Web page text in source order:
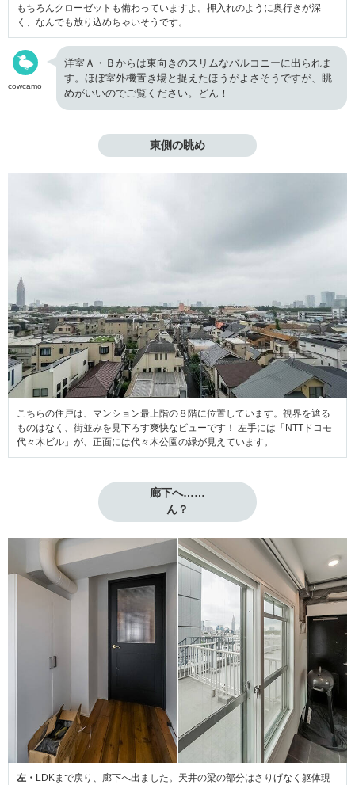
もちろんクローゼットも備わっていますよ。押入れのように奥行きが深
く、なんでも放り込めちゃいそうです。
cowcamo
洋室Ａ・Ｂからは東向きのスリムなバルコニーに出られま
す。ほぼ室外機置き場と捉えたほうがよさそうですが、眺
めがいいのでご覧ください。どん！
東側の眺め
こちらの住戸は、マンション最上階の８階に位置しています。視界を遮る
ものはなく、街並みを見下ろす爽快なビューです！ 左手には「NTTドコモ
代々木ビル」が、正面には代々木公園の緑が見えています。
廊下へ……
ん？
左・ LDKまで戻り、廊下へ出ました。天井の梁の部分はさりげなく躯体現